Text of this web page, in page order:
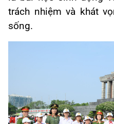
trách nhiệm và khát
sống.